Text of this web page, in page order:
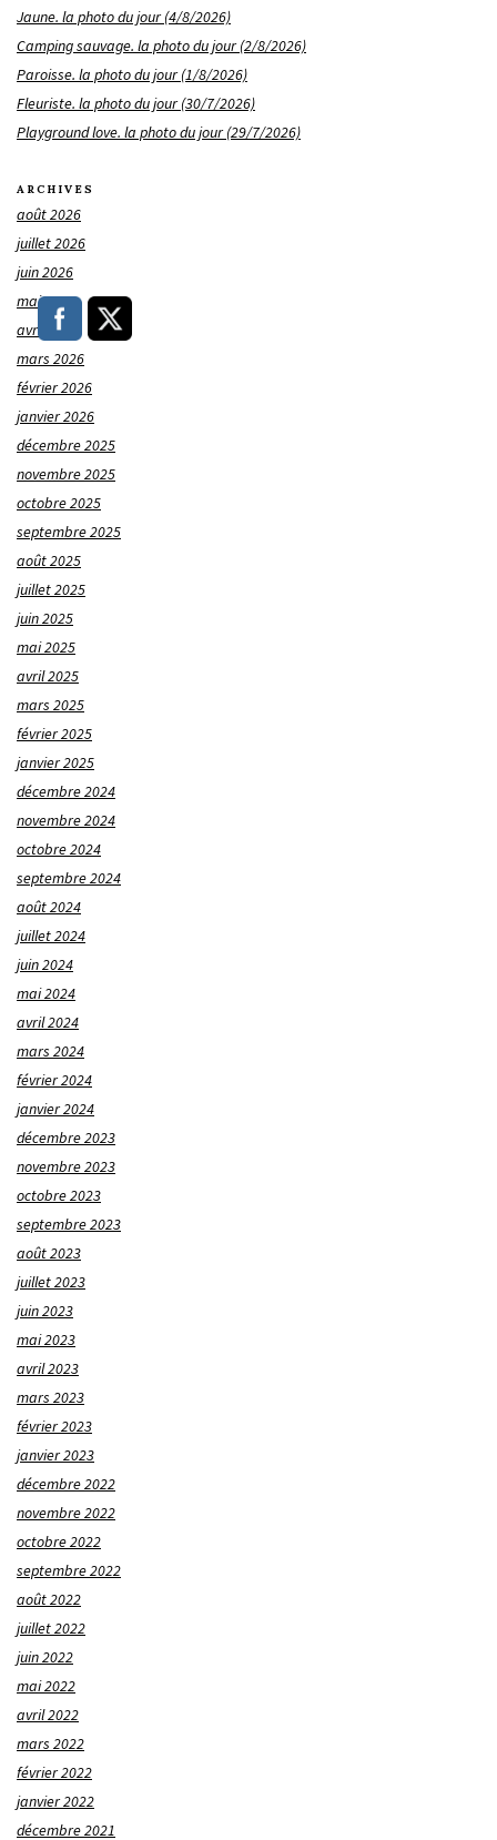
Jaune. la photo du jour (4/8/2026)
Camping sauvage. la photo du jour (2/8/2026)
Paroisse. la photo du jour (1/8/2026)
Fleuriste. la photo du jour (30/7/2026)
Playground love. la photo du jour (29/7/2026)
ARCHIVES
août 2026
juillet 2026
juin 2026
mai 2026
avril 2026
mars 2026
février 2026
janvier 2026
décembre 2025
novembre 2025
octobre 2025
septembre 2025
août 2025
juillet 2025
juin 2025
mai 2025
avril 2025
mars 2025
février 2025
janvier 2025
décembre 2024
novembre 2024
octobre 2024
septembre 2024
août 2024
juillet 2024
juin 2024
mai 2024
avril 2024
mars 2024
février 2024
janvier 2024
décembre 2023
novembre 2023
octobre 2023
septembre 2023
août 2023
juillet 2023
juin 2023
mai 2023
avril 2023
mars 2023
février 2023
janvier 2023
décembre 2022
novembre 2022
octobre 2022
septembre 2022
août 2022
juillet 2022
juin 2022
mai 2022
avril 2022
mars 2022
février 2022
janvier 2022
décembre 2021